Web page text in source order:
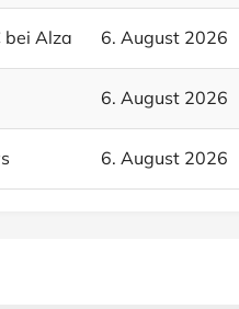
bei Alza 6. August 2026
6. August 2026
6. August 2026